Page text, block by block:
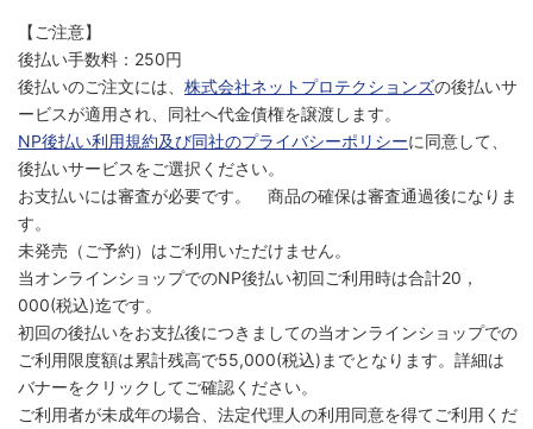
【ご注意】
後払い手数料：250円
後払いのご注文には、 株式会社ネットプロテクションズの後払いサ
ービスが適用され、同社へ代金債権を譲渡します。
NP後払い利用規約及び同社のプライバシーポリシーに同意して、
後払いサービスをご選択ください。
お支払いには審査が必要です。 商品の確保は審査通過後になりま
す。
未発売（ご予約）はご利用いただけません。
当オンラインショップでのNP後払い初回ご利用時は合計20，
000(税込)迄です。
初回の後払いをお支払後につきましての当オンラインショップでの
ご利用限度額は累計残高で55,000(税込)までとなります。詳細は
バナーをクリックしてご確認ください。
ご利用者が未成年の場合、法定代理人の利用同意を得てご利用くだ